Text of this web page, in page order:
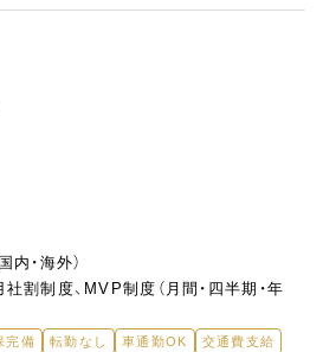
・海外）
割制度、MVP制度（月間・四半期・年
完備 転勤なし 車通勤OK
交通費支給